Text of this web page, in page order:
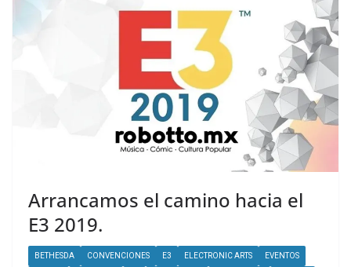
Arrancamos el camino hacia el
E3 2019.
BETHESDA CONVENCIONES E3 ELECTRONIC ARTS EVENTOS